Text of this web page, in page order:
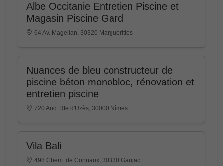
Albe Occitanie Entretien Piscine et
Magasin Piscine Gard
64 Av. Magellan, 30320 Marguerittes
Nuances de bleu constructeur de
piscine béton monobloc, rénovation et
entretien piscine
720 Anc. Rte d'Uzès, 30000 Nîmes
Vila Bali
498 Chem. de Connaux, 30330 Gaujac